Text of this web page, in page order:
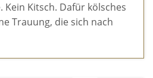
Kein Kitsch. Dafür kölsches
Trauung, die sich nach